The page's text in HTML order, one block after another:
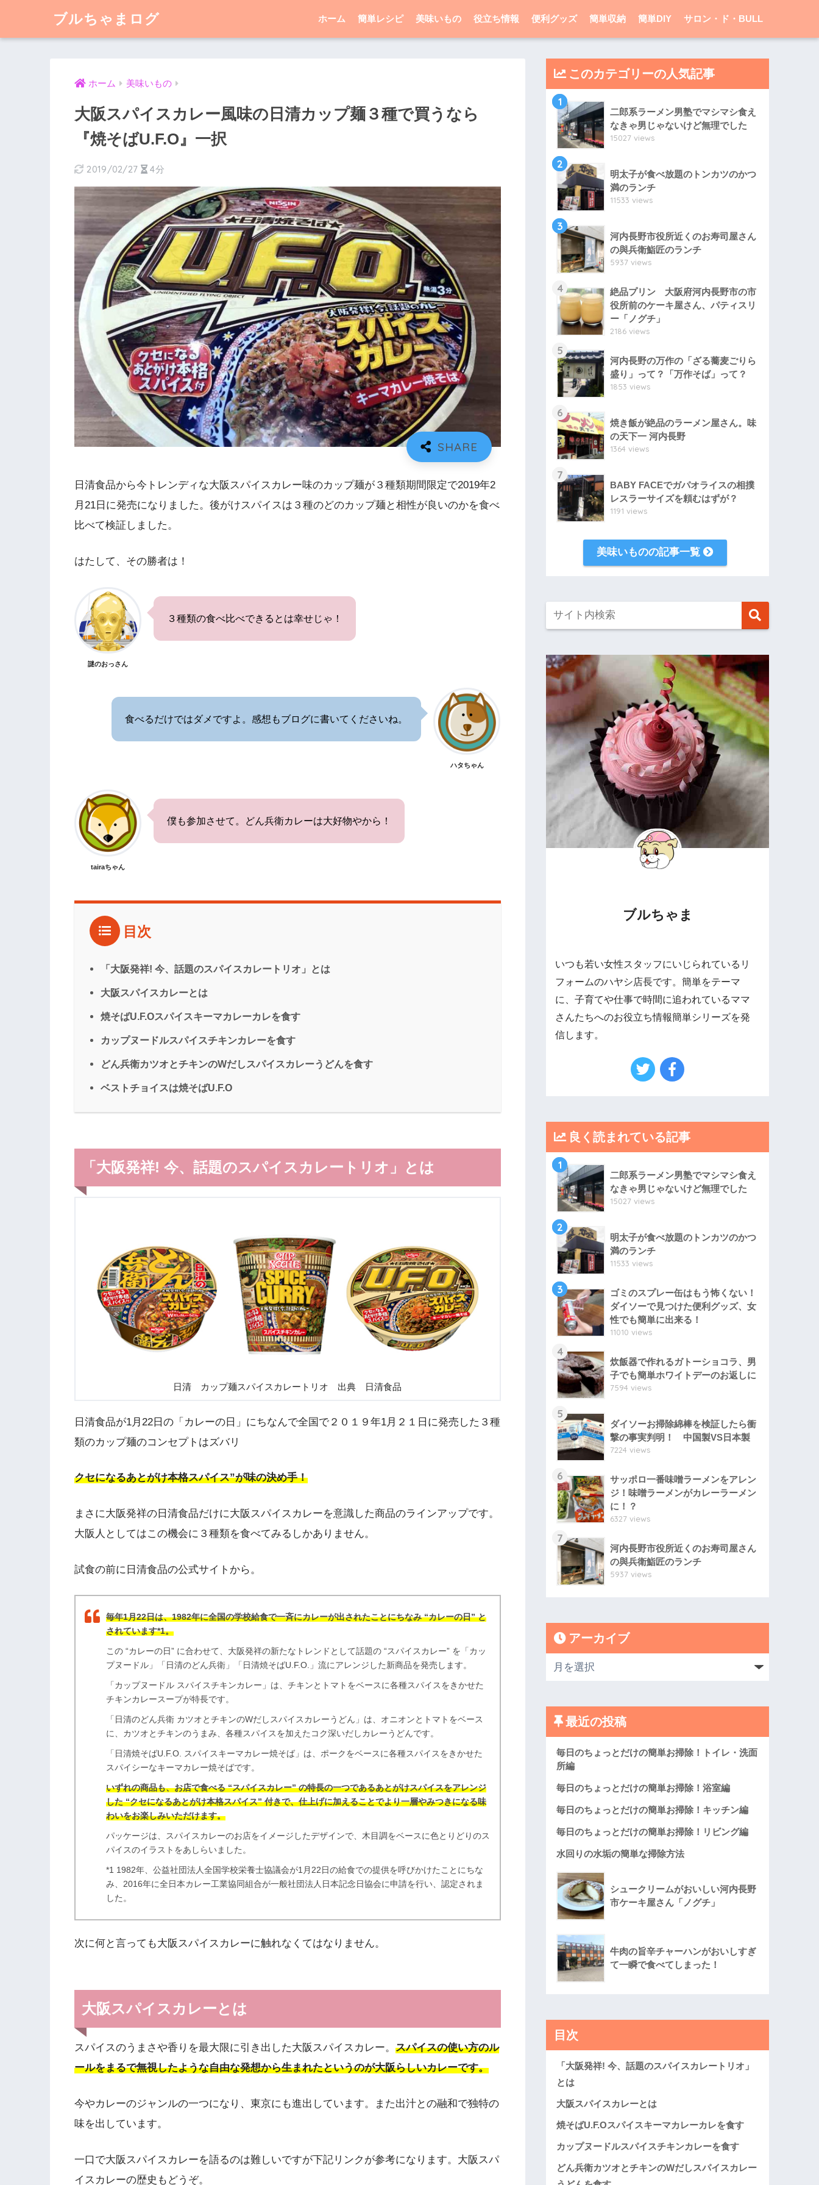
ブルちゃまログ ホーム 簡単レシピ 美味いもの 役立ち情報 便利グッズ 簡単収納 簡単DIY サロン・ド・BULL
ホーム 美味いもの
大阪スパイスカレー風味の日清カップ麺３種で買うなら
『焼そばU.F.O』一択
2019/02/27 4分
日清食品から今トレンディな大阪スパイスカレー味のカップ麺が３種類期間限定で2019年2
月21日に発売になりました。後がけスパイスは３種のどのカップ麺と相性が良いのかを食べ
比べて検証しました。
はたして、その勝者は！
謎のおっさん
３種類の食べ比べできるとは幸せじゃ！
食べるだけではダメですよ。感想もブログに書いてくださいね。
ハタちゃん
tairaちゃん
僕も参加させて。どん兵衛カレーは大好物やから！
目次
「大阪発祥! 今、話題のスパイスカレートリオ」とは
大阪スパイスカレーとは
焼そばU.F.Oスパイスキーマカレーカレを食す
カップヌードルスパイスチキンカレーを食す
どん兵衛カツオとチキンのWだしスパイスカレーうどんを食す
ベストチョイスは焼そばU.F.O
「大阪発祥! 今、話題のスパイスカレートリオ」とは
日清 カップ麺スパイスカレートリオ 出典 日清食品
日清食品が1月22日の「カレーの日」にちなんで全国で２０１９年1月２１日に発売した３種
類のカップ麺のコンセプトはズバリ
クセになるあとがけ本格スパイス”が味の決め手！
まさに大阪発祥の日清食品だけに大阪スパイスカレーを意識した商品のラインアップです。
大阪人としてはこの機会に３種類を食べてみるしかありません。
試食の前に日清食品の公式サイトから。
毎年1月22日は、1982年に全国の学校給食で一斉にカレーが出されたことにちなみ “カレーの日” と
されています*1。
この “カレーの日” に合わせて、大阪発祥の新たなトレンドとして話題の “スパイスカレー” を「カッ
プヌードル」「日清のどん兵衛」「日清焼そばU.F.O.」流にアレンジした新商品を発売します。
「カップヌードル スパイスチキンカレー」は、チキンとトマトをベースに各種スパイスをきかせた
チキンカレースープが特長です。
「日清のどん兵衛 カツオとチキンのWだしスパイスカレーうどん」は、オニオンとトマトをベース
に、カツオとチキンのうまみ、各種スパイスを加えたコク深いだしカレーうどんです。
「日清焼そばU.F.O. スパイスキーマカレー焼そば」は、ポークをベースに各種スパイスをきかせた
スパイシーなキーマカレー焼そばです。
いずれの商品も、お店で食べる “スパイスカレー” の特長の一つであるあとがけスパイスをアレンジ
した “クセになるあとがけ本格スパイス” 付きで、仕上げに加えることでより一層やみつきになる味
わいをお楽しみいただけます。
パッケージは、スパイスカレーのお店をイメージしたデザインで、木目調をベースに色とりどりのス
パイスのイラストをあしらいました。
*1 1982年、公益社団法人全国学校栄養士協議会が1月22日の給食での提供を呼びかけたことにちな
み、2016年に全日本カレー工業協同組合が一般社団法人日本記念日協会に申請を行い、認定されま
した。
次に何と言っても大阪スパイスカレーに触れなくてはなりません。
大阪スパイスカレーとは
スパイスのうまさや香りを最大限に引き出した大阪スパイスカレー。 スパイスの使い方のル
ールをまるで無視したような自由な発想から生まれたというのが大阪らしいカレーです。
今やカレーのジャンルの一つになり、東京にも進出しています。また出汁との融和で独特の
味を出しています。
一口で大阪スパイスカレーを語るのは難しいですが下記リンクが参考になります。大阪スパ
イスカレーの歴史もどうぞ。
このカテゴリーの人気記事
1
二郎系ラーメン男塾でマシマシ食え
なきゃ男じゃないけど無理でした
15027 views
2
明太子が食べ放題のトンカツのかつ
満のランチ
11533 views
3
河内長野市役所近くのお寿司屋さん
の與兵衛鮨匠のランチ
5937 views
4
絶品プリン 大阪府河内長野市の市
役所前のケーキ屋さん、パティスリ
ー「ノグチ」
2186 views
5
河内長野の万作の「ざる蕎麦ごりら
盛り」って？「万作そば」って？
1853 views
6
焼き飯が絶品のラーメン屋さん。味
の天下一 河内長野
1364 views
7
BABY FACEでガパオライスの相撲
レスラーサイズを頼むはずが？
1191 views
美味いものの記事一覧
ブルちゃま
いつも若い女性スタッフにいじられているリ
フォームのハヤシ店長です。簡単をテーマ
に、子育てや仕事で時間に追われているママ
さんたちへのお役立ち情報簡単シリーズを発
信します。
良く読まれている記事
1
二郎系ラーメン男塾でマシマシ食え
なきゃ男じゃないけど無理でした
15027 views
2
明太子が食べ放題のトンカツのかつ
満のランチ
11533 views
3
ゴミのスプレー缶はもう怖くない！
ダイソーで見つけた便利グッズ、女
性でも簡単に出来る！
11010 views
4
炊飯器で作れるガトーショコラ、男
子でも簡単ホワイトデーのお返しに
7594 views
5
ダイソーお掃除綿棒を検証したら衝
撃の事実判明！ 中国製VS日本製
7224 views
6
サッポロ一番味噌ラーメンをアレン
ジ！味噌ラーメンがカレーラーメン
に！？
6327 views
7
河内長野市役所近くのお寿司屋さん
の與兵衛鮨匠のランチ
5937 views
アーカイブ
最近の投稿
毎日のちょっとだけの簡単お掃除！トイレ・洗面
所編
毎日のちょっとだけの簡単お掃除！浴室編
毎日のちょっとだけの簡単お掃除！キッチン編
毎日のちょっとだけの簡単お掃除！リビング編
水回りの水垢の簡単な掃除方法
シュークリームがおいしい河内長野
市ケーキ屋さん「ノグチ」
牛肉の旨辛チャーハンがおいしすぎ
て一瞬で食べてしまった！
目次
「大阪発祥! 今、話題のスパイスカレートリオ」
とは
大阪スパイスカレーとは
焼そばU.F.Oスパイスキーマカレーカレを食す
カップヌードルスパイスチキンカレーを食す
どん兵衛カツオとチキンのWだしスパイスカレー